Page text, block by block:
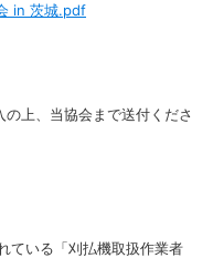
in 茨城.pdf
上、当協会まで送付くださ
いる「刈払機取扱作業者